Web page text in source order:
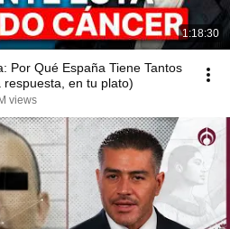
1:18:30
Por Qué España Tiene Tantos
en tu plato)
views